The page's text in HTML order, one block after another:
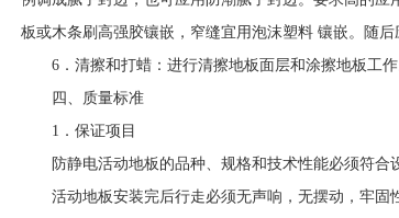
板或木条刷高强胶镶嵌，窄缝宜用泡沫塑料 镶嵌。随后
6．清擦和打蜡：进行清擦地板面层和涂擦地板工作
四、质量标准
1．保证项目
防静电活动地板的品种、规格和技术性能必须符合
活动地板安装完后行走必须无声响，无摆动，牢固